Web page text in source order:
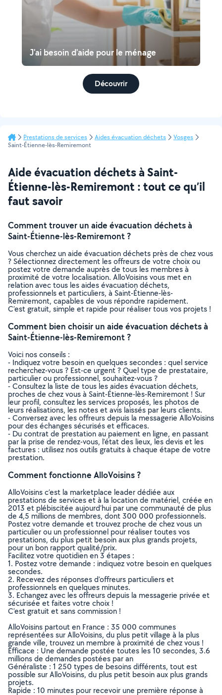
J'ai besoin d'aide pour le ménage
Découvrir
Prestations de services Aides évacuation déchets
Vosges
Saint-Étienne-lès-Remiremont
Aide évacuation déchets à Saint-
Étienne-lès-Remiremont : tout ce qu’il
faut savoir
Comment trouver un aide évacuation déchets à
Saint-Étienne-lès-Remiremont ?
Vous cherchez un aide évacuation déchets près de chez vous
? Sélectionnez directement les offreurs de votre choix ou
postez votre demande auprès de tous les membres à
proximité de votre localisation. AlloVoisins vous met en
relation avec tous les aides évacuation déchets,
professionnels et particuliers, à Saint-Étienne-lès-
Remiremont, capables de vous répondre rapidement.
C’est gratuit, simple et rapide pour réaliser tous vos projets !
Comment bien choisir un aide évacuation déchets à
Saint-Étienne-lès-Remiremont ?
Voici nos conseils :
- Indiquez votre besoin en quelques secondes : quel service
recherchez-vous ? Est-ce urgent ? Quel type de prestataire,
particulier ou professionnel, souhaitez-vous ?
- Consultez la liste de tous les aides évacuation déchets,
proches de chez vous à Saint-Étienne-lès-Remiremont ! Sur
leur profil, consultez les services proposés, les photos de
leurs réalisations, les notes et avis laissés par leurs clients.
- Conversez avec les offreurs depuis la messagerie AlloVoisins
pour des échanges sécurisés et efficaces.
- Du contrat de prestation au paiement en ligne, en passant
par la prise de rendez-vous, l’état des lieux, les devis et les
factures : utilisez nos outils gratuits à chaque étape de votre
prestation.
Comment fonctionne AlloVoisins ?
AlloVoisins c’est la marketplace leader dédiée aux
prestations de services et à la location de matériel, créée en
2013 et plébiscitée aujourd’hui par une communauté de plus
de 4,5 millions de membres, dont 300 000 professionnels.
Postez votre demande et trouvez proche de chez vous un
particulier ou un professionnel pour réaliser toutes vos
prestations, du plus petit besoin aux plus grands projets,
pour un bon rapport qualité/prix.
Facilitez votre quotidien en 3 étapes :
1. Postez votre demande : indiquez votre besoin en quelques
secondes.
2. Recevez des réponses d’offreurs particuliers et
professionnels en quelques minutes.
3. Echangez avec les offreurs depuis la messagerie privée et
sécurisée et faites votre choix !
C’est gratuit et sans commission !
AlloVoisins partout en France : 35 000 communes
représentées sur AlloVoisins, du plus petit village à la plus
grande ville, trouvez un membre à proximité de chez vous !
Efficace : Une demande postée toutes les 10 secondes, 3.6
millions de demandes postées par an
Généraliste : 1 250 types de besoins différents, tout est
possible sur AlloVoisins, du plus petit besoin aux plus grands
projets.
Rapide : 10 minutes pour recevoir une première réponse à